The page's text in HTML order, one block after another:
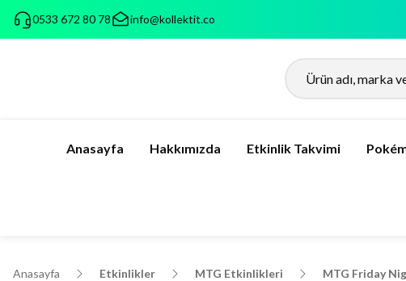
0533 672 80 78 info@kollektit.co
Anasayfa Hakkımızda Etkinlik Takvimi
Anasayfa Etkinlikler MTG Etkinlikleri MTG Friday